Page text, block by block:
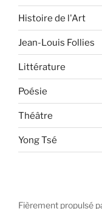
Histoire de l'Art
Jean-Louis Follies
Littérature
Poésie
Théâtre
Yong Tsé
Fièrement propulsé